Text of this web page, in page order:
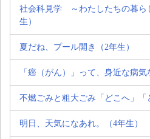
社会科見学 ～わたしたちの暮ら
生）
夏だね、プール開き（2年生）
「癌（がん）」って、身近な病気
不燃ごみと粗大ごみ「どこへ」「
明日、天気になあれ。（4年生）